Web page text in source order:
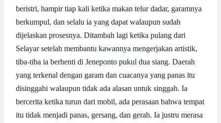
beristri, hampir tiap kali ketika makan telur dadar, garamnya
berkumpul, dan selalu ia yang dapat walaupun sudah
dijelaskan prosesnya. Ditambah lagi ketika pulang dari
Selayar setelah membantu kawannya mengerjakan artistik,
tiba-tiba ia berhenti di Jeneponto pukul dua siang. Daerah
yang terkenal dengan garam dan cuacanya yang panas itu
disinggahi walaupun tidak ada alasan untuk singgah. Ia
bercerita ketika turun dari mobil, ada perasaan bahwa tempat
itu tidak menjadi panas, gersang, dan gerah. Ia justru merasa